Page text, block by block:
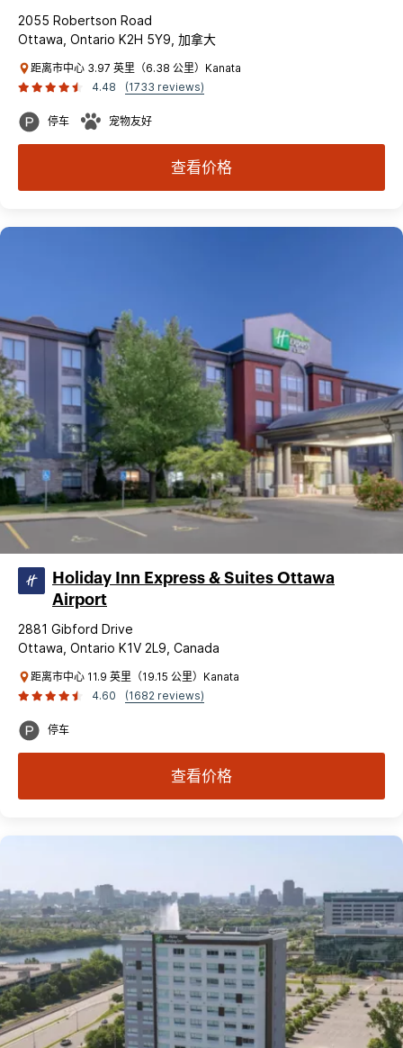
2055 Robertson Road
Ottawa, Ontario K2H 5Y9, 加拿大
距离市中心 3.97 英里（6.38 公里）Kanata
4.48
(1733 reviews)
停车 宠物友好
查看价格
Holiday Inn Express & Suites Ottawa
Airport
2881 Gibford Drive
Ottawa, Ontario K1V 2L9, Canada
距离市中心 11.9 英里（19.15 公里）Kanata
4.60
(1682 reviews)
停车
查看价格